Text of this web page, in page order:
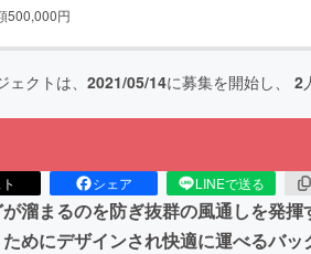
500,000円
ェクトは、 2021/05/14に募集を開始し、 2
シェア LINEで送る
溜まるのを防ぎ抜群の風通しを発
めにデザインされ快適に運べるバッ